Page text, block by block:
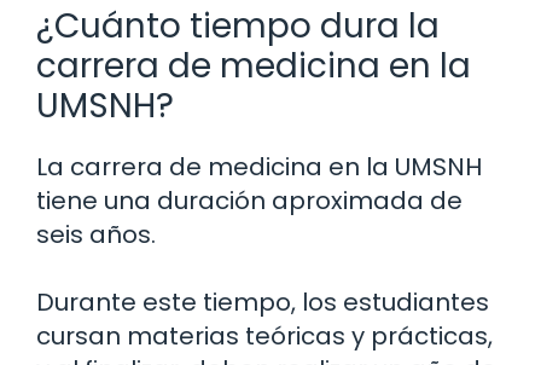
¿Cuánto tiempo dura la
carrera de medicina en la
UMSNH?
La carrera de medicina en la UMSNH
tiene una duración aproximada de
seis años.
Durante este tiempo, los estudiantes
cursan materias teóricas y prácticas,